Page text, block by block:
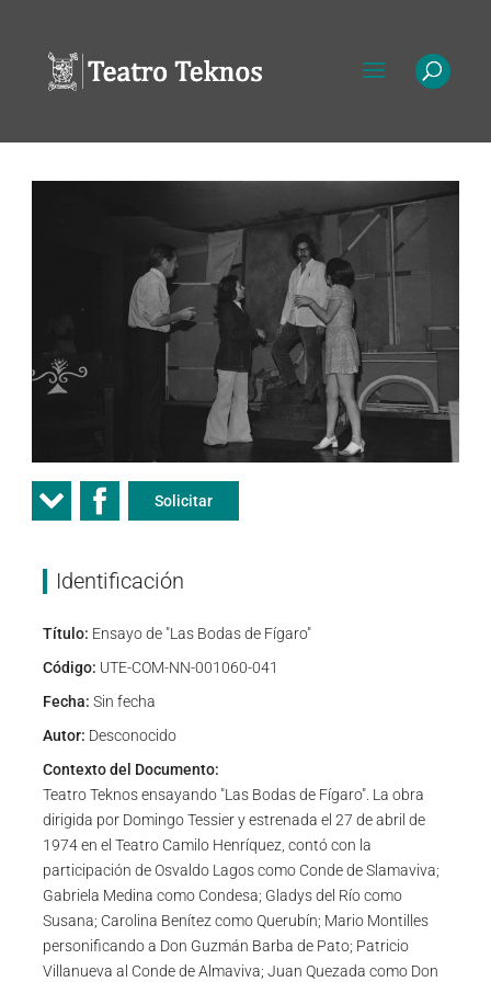
Solicitar
Identificación
Título: Ensayo de "Las Bodas de Fígaro"
Código: UTE-COM-NN-001060-041
Fecha: Sin fecha
Autor: Desconocido
Contexto del Documento:
Teatro Teknos ensayando "Las Bodas de Fígaro". La obra
dirigida por Domingo Tessier y estrenada el 27 de abril de
1974 en el Teatro Camilo Henríquez, contó con la
participación de Osvaldo Lagos como Conde de Slamaviva;
Gabriela Medina como Condesa; Gladys del Río como
Susana; Carolina Benítez como Querubín; Mario Montilles
personificando a Don Guzmán Barba de Pato; Patricio
Villanueva al Conde de Almaviva; Juan Quezada como Don